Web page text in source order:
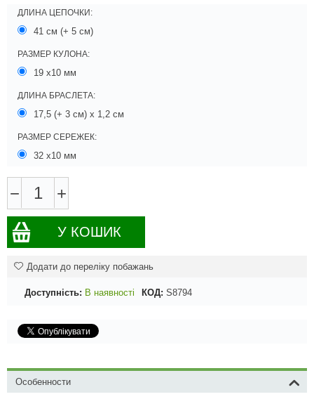
ДЛИНА ЦЕПОЧКИ:
41 см (+ 5 см)
РАЗМЕР КУЛОНА:
19 х10 мм
ДЛИНА БРАСЛЕТА:
17,5 (+ 3 см) х 1,2 см
РАЗМЕР СЕРЕЖЕК:
32 х10 мм
− +
У КОШИК
Додати до переліку побажань
Доступність: В наявності КОД: S8794
Особенности